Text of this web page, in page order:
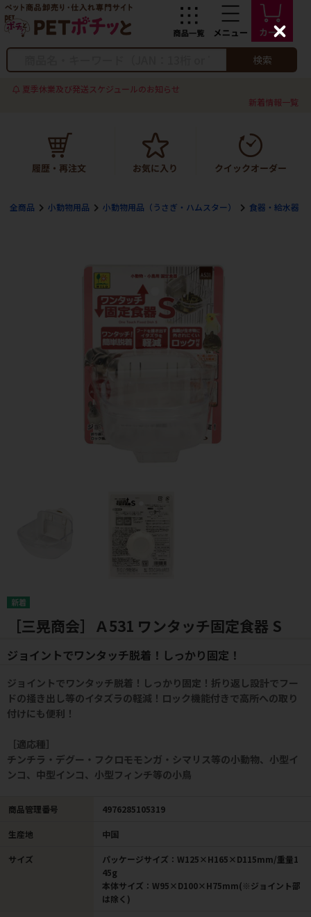
検索
夏季休業及び発送スケジュールのお知らせ
新着情報一覧
全商品 小動物用品 小動物用品（うさぎ・ハムスター） 食器・給水器
［三晃商会］Ａ531 ワンタッチ固定食器 S
ジョイントでワンタッチ脱着！しっかり固定！
ジョイントでワンタッチ脱着！しっかり固定！折り返し設計でフー
ドの掻き出し等のイタズラの軽減！ロック機能付きで高所への取り
付けにも便利！
［適応種］
チンチラ・デグー・フクロモモンガ・シマリス等の小動物、小型イ
ンコ、中型インコ、小型フィンチ等の小鳥
商品管理番号 4976285105319
生産地 中国
サイズ
パッケージサイズ：W125×H165×D115mm/重量1
45g
本体サイズ：W95×D100×H75mm(※ジョイント部
は除く)
C
l
s